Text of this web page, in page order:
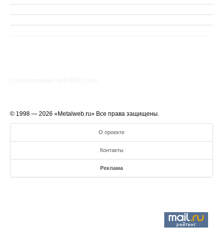
© 1998 — 2026 «Metalweb.ru» Все права защищены.
О проекте
Контакты
Реклама